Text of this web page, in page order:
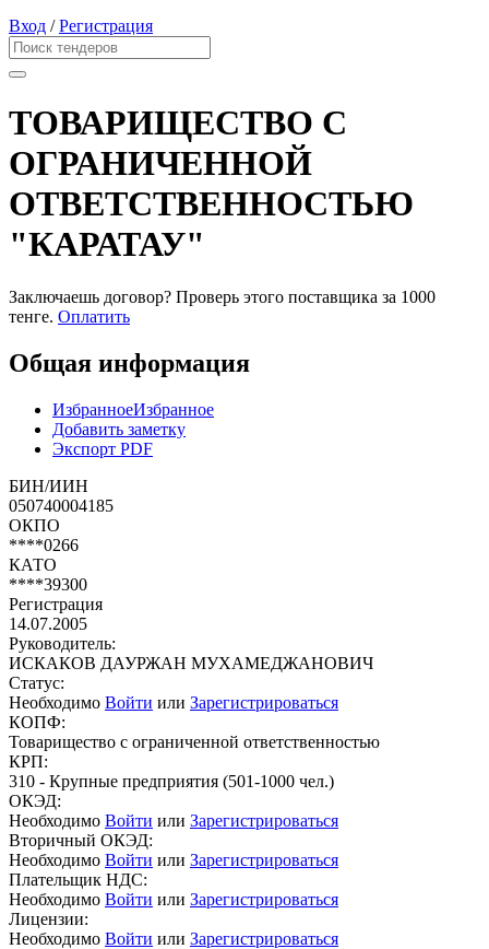
Вход /Регистрация
ТОВАРИЩЕСТВО С
ОГРАНИЧЕННОЙ
ОТВЕТСТВЕННОСТЬЮ
"КАРАТАУ"
Заключаешь договор? Проверь этого поставщика за 1000
тенге. Оплатить
Общая информация
ИзбранноеИзбранное
Добавить заметку
Экспорт PDF
БИН/ИИН
050740004185
ОКПО
****0266
КАТО
****39300
Регистрация
14.07.2005
Руководитель:
ИСКАКОВ ДАУРЖАН МУХАМЕДЖАНОВИЧ
Статус:
Необходимо Войти или Зарегистрироваться
КОПФ:
Товарищество с ограниченной ответственностью
КРП:
310 - Крупные предприятия (501-1000 чел.)
ОКЭД:
Необходимо Войти или Зарегистрироваться
Вторичный ОКЭД:
Необходимо Войти или Зарегистрироваться
Плательщик НДС:
Необходимо Войти или Зарегистрироваться
Лицензии:
Необходимо Войти или Зарегистрироваться